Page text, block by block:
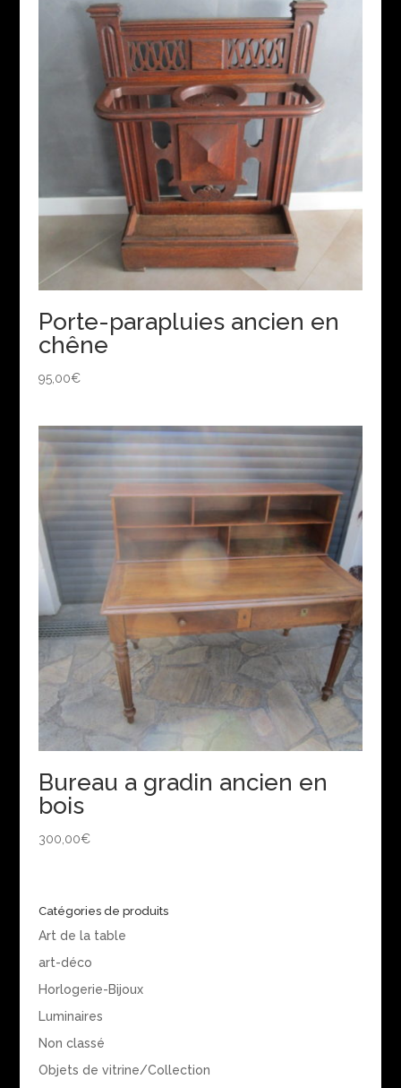
Porte-parapluies ancien en
chêne
95,00€
Bureau a gradin ancien en
bois
300,00€
Catégories de produits
Art de la table
art-déco
Horlogerie-Bijoux
Luminaires
Non classé
Objets de vitrine/Collection